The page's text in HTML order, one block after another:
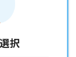
択